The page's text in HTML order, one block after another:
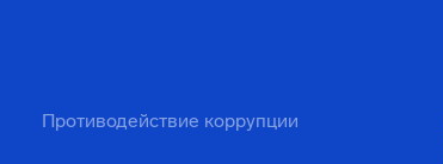
Противодействие коррупции